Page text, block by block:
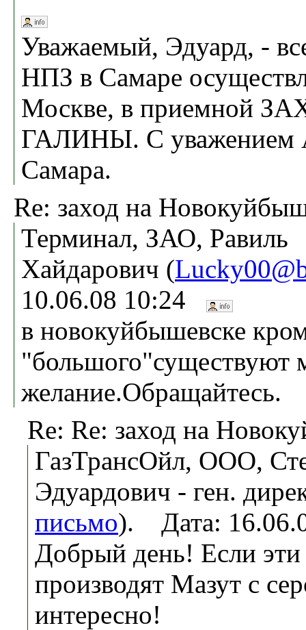
Уважаемый, Эдуард, -
НПЗ в Самаре
Москве, в приемной
ГАЛИНЫ. С уважением
Самара.
Re: заход на
Терминал, ЗАО, Равиль
Хайдарович (
10.06.08 10:24
в новокуйбышевске
"большого"существуют
желание.Обращайтесь.
Re: Re: заход на
ГазТрансОйл, ООО,
Эдуардович - ген.
письмо). Дата:
Добрый день! Если
производят Мазут с
интересно!